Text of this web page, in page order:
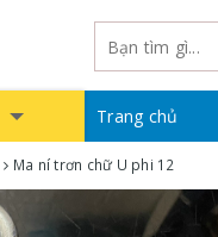
Trang chủ
Ma ní trơn chữ U phi 12